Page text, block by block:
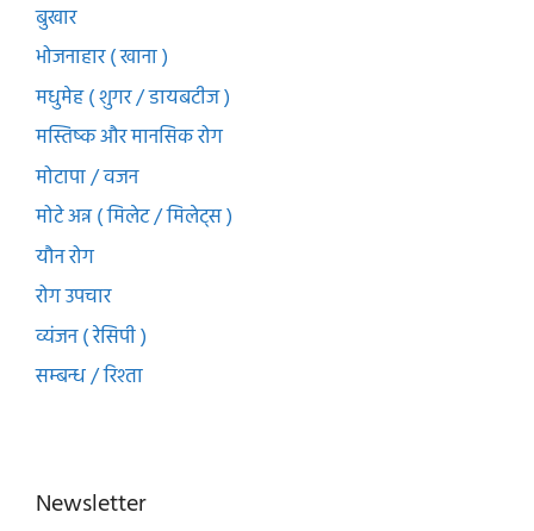
बुखार
भोजनाहार ( खाना )
मधुमेह ( शुगर / डायबटीज )
मस्तिष्क और मानसिक रोग
मोटापा / वजन
मोटे अन्न ( मिलेट / मिलेट्स )
यौन रोग
रोग उपचार
व्यंजन ( रेसिपी )
सम्बन्ध / रिश्ता
Newsletter